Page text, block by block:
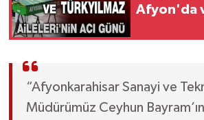
Afyon'da
“Afyonkarahisar Sanayi ve
Müdürümüz Ceyhun